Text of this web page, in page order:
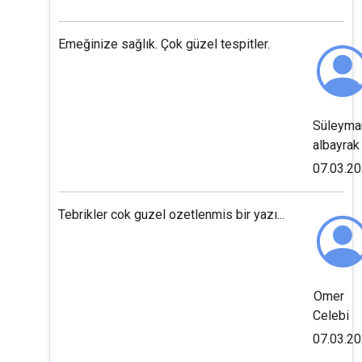
Emeğinize sağlık. Çok güzel tespitler.
albayrak
Tebrikler cok guzel ozetlenmis bir yazı...
Omer
Celebi